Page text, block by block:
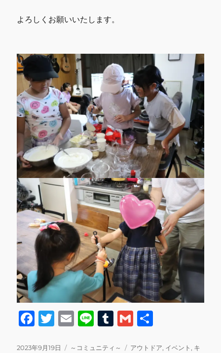
よろしくお願いいたします。
F
T
E
Li T
G
投
2023年9月19日
カ
～コミュニティ～
タ
アウトドア, イベント , キ